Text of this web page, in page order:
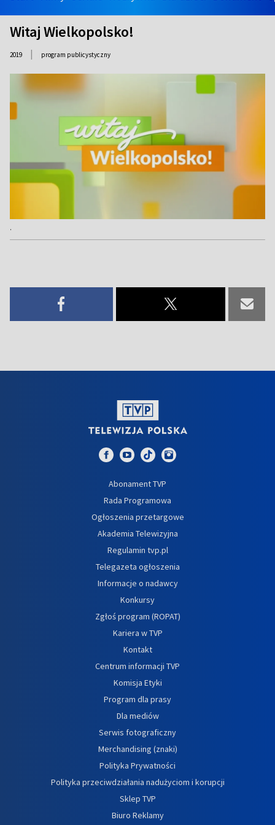
Witaj Wielkopolsko!
2019 | program publicystyczny
.
Abonament TVP
Rada Programowa
Ogłoszenia przetargowe
Akademia Telewizyjna
Regulamin tvp.pl
Telegazeta ogłoszenia
Informacje o nadawcy
Konkursy
Zgłoś program (ROPAT)
Kariera w TVP
Kontakt
Centrum informacji TVP
Komisja Etyki
Program dla prasy
Dla mediów
Serwis fotograficzny
Merchandising (znaki)
Polityka Prywatności
Polityka przeciwdziałania nadużyciom i korupcji
Sklep TVP
Biuro Reklamy